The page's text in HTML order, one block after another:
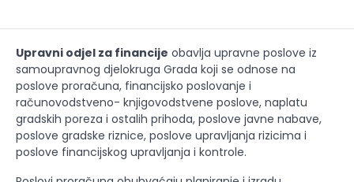
Upravni odjel za financije obavlja upravne poslove iz
samoupravnog djelokruga Grada koji se odnose na
poslove proračuna, financijsko poslovanje i
računovodstveno- knjigovodstvene poslove, naplatu
gradskih poreza i ostalih prihoda, poslove javne nabave,
poslove gradske riznice, poslove upravljanja rizicima i
poslove financijskog upravljanja i kontrole.